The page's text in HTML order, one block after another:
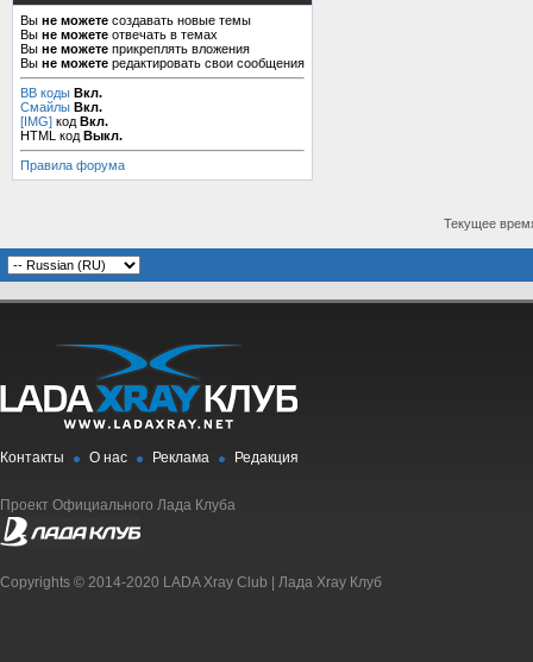
Вы не можете создавать новые темы
Вы не можете отвечать в темах
Вы не можете прикреплять вложения
Вы не можете редактировать свои сообщения
BB коды Вкл.
Смайлы Вкл.
[IMG] код Вкл.
HTML код Выкл.
Правила форума
Текущее
Контакты О нас Реклама Редакция
Проект Официального Лада Клуба
Copyrights © 2014-2020 LADA Xray Club | Лада Xray Клуб